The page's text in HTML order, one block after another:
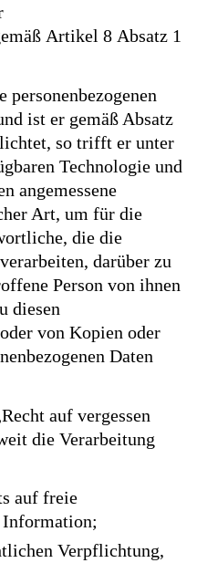
Artikel 8 Absatz 1
ist er gemäß Absatz
so trifft er unter
Technologie und
angemessene
Art, um für die
die die
darüber zu
Person von ihnen
diesen
von Kopien oder
Daten
auf vergessen
die Verarbeitung
auf freie
Information;
Verpflichtung,